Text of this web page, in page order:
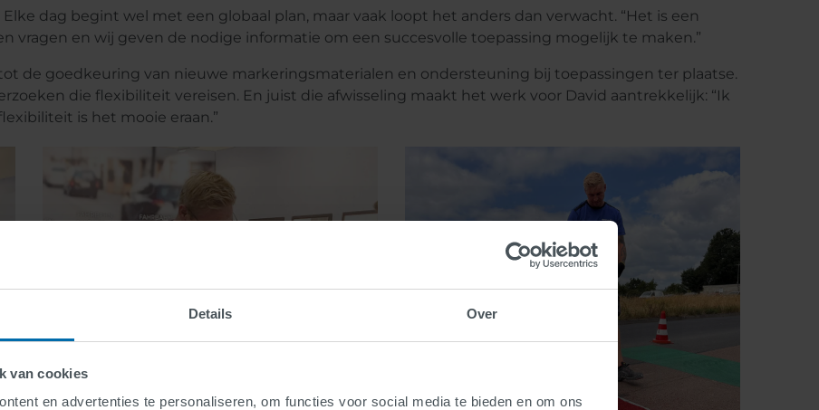
Details Over
van cookies
en advertenties te personaliseren, om functies voor social media te bieden en om ons
dag begint wel met een globaal plan, maar vaak loopt het anders dan verwacht. “Het is een
vragen en wij geven de nodige informatie om een succesvolle toepassing mogelijk te maken.”
de goedkeuring van nieuwe markeringsmaterialen en ondersteuning bij toepassingen ter plaatse.
die flexibiliteit vereisen. En juist die afwisseling maakt het werk voor David aantrekkelijk: “Ik
is het mooie eraan.”